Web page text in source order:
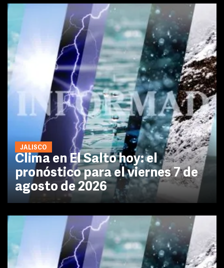
JALISCO
Clima en El Salto hoy: el
pronóstico para el viernes 7 de
agosto de 2026